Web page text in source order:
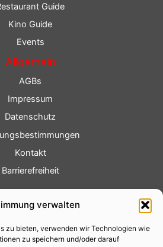
verwalten
zu bieten, verwenden wir Technologien wie
zu speichern und/oder darauf
Guide
Kino Guide
Events
Allgemein
AGBs
Impressum
Datenschutz
Kontakt
Barrierefreiheit
Fotoservice
Videoservice